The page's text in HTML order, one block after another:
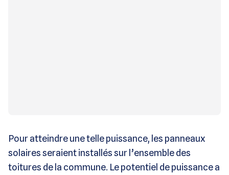
Pour atteindre une telle puissance, les panneaux
solaires seraient installés sur l’ensemble des
toitures de la commune. Le potentiel de puissance a